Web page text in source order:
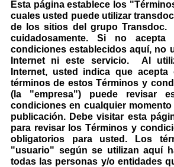
Esta página establece los
cuales usted puede utilizar
de los sitios del grupo
cuidadosamente. Si no
condiciones establecidos aquí, no
Internet ni este servicio. Al
Internet, usted indica que
términos de estos Términos y
(la "empresa") puede revisar
condiciones en cualquier
publicación. Debe visitar esta
para revisar los Términos y
obligatorios para usted. Los
"usuario" según se utilizan aquí
todas las personas y/o entidades